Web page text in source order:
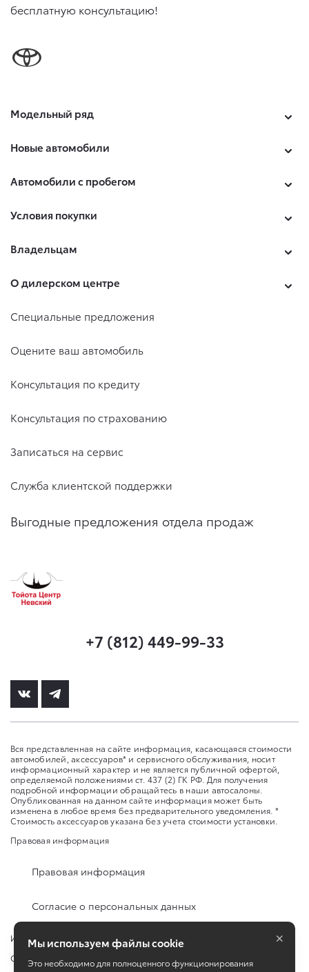
бесплатную консультацию!
Модельный ряд
Новые автомобили
Автомобили с пробегом
Условия покупки
Владельцам
О дилерском центре
Специальные предложения
Оцените ваш автомобиль
Консультация по кредиту
Консультация по страхованию
Записаться на сервис
Служба клиентской поддержки
Выгодные предложения отдела продаж
+7 (812) 449-99-33
Вся представленная на сайте информация, касающаяся стоимости
автомобилей, аксессуаров* и сервисного обслуживания, носит
информационный характер и не является публичной офертой,
определяемой положениями ст. 437 (2) ГК РФ. Для получения
подробной информации обращайтесь в наши автосалоны.
Опубликованная на данном сайте информация может быть
изменена в любое время без предварительного уведомления. *
Стоимость аксессуаров указана без учета стоимости установки.
Правовая информация
Правовая информация
Согласие о персональных данных
Изменить настройку cookies
Сбросить cookie
Мы используем файлы cookie
Это необходимо для полноценного функционирования
×